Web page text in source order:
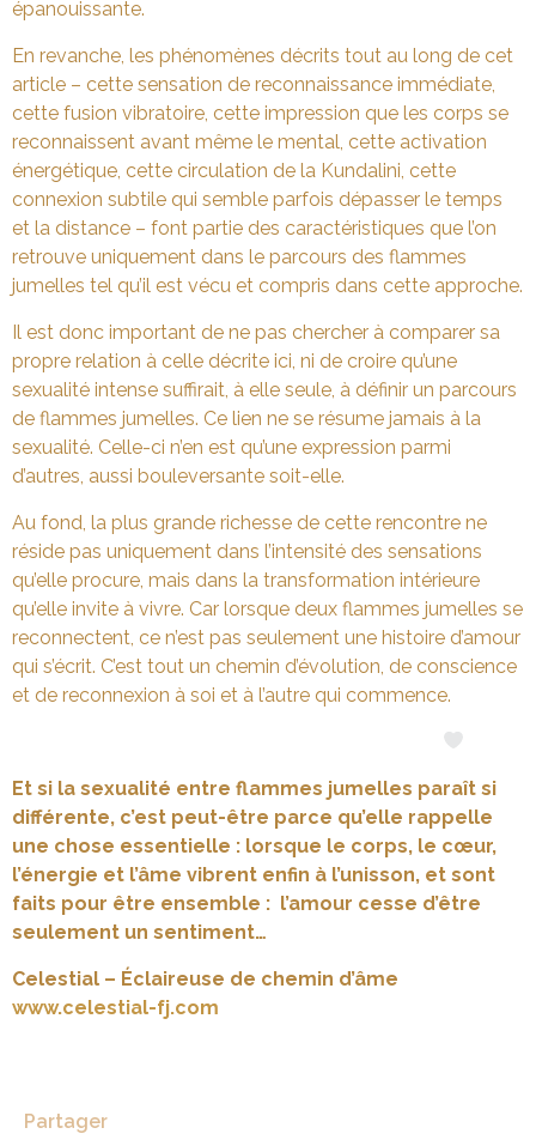
épanouissante.
En revanche, les phénomènes décrits tout au long de cet
article – cette sensation de reconnaissance immédiate,
cette fusion vibratoire, cette impression que les corps se
reconnaissent avant même le mental, cette activation
énergétique, cette circulation de la Kundalini, cette
connexion subtile qui semble parfois dépasser le temps
et la distance – font partie des caractéristiques que l’on
retrouve uniquement dans le parcours des flammes
jumelles tel qu’il est vécu et compris dans cette approche.
Il est donc important de ne pas chercher à comparer sa
propre relation à celle décrite ici, ni de croire qu’une
sexualité intense suffirait, à elle seule, à définir un parcours
de flammes jumelles. Ce lien ne se résume jamais à la
sexualité. Celle-ci n’en est qu’une expression parmi
d’autres, aussi bouleversante soit-elle.
Au fond, la plus grande richesse de cette rencontre ne
réside pas uniquement dans l’intensité des sensations
qu’elle procure, mais dans la transformation intérieure
qu’elle invite à vivre. Car lorsque deux flammes jumelles se
reconnectent, ce n’est pas seulement une histoire d’amour
qui s’écrit. C’est tout un chemin d’évolution, de conscience
et de reconnexion à soi et à l’autre qui commence.
Et si la sexualité entre flammes jumelles paraît si
différente, c’est peut-être parce qu’elle rappelle
une chose essentielle : lorsque le corps, le cœur,
l’énergie et l’âme vibrent enfin à l’unisson, et sont
faits pour être ensemble : l’amour cesse d’être
seulement un sentiment…
Celestial – Éclaireuse de chemin d’âme
www.celestial-fj.com
Partager